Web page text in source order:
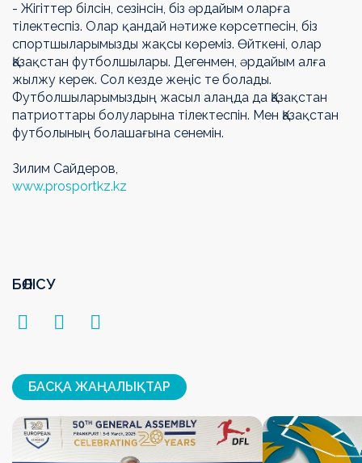
- Жігіттер білсін, сезінсін, біз әрдайым оларға
тілектеспіз. Олар қандай нәтиже көрсетпесін, біз
спортшыларымызды жақсы көреміз. Өйткені, олар
Қазақстан футболшылары. Дегенмен, әрдайым алға
жылжу керек. Сол кезде жеңіс те болады.
Футболшыларымыздың жасыл алаңда да Қазақстан
патриоттары болуларына тілектеспін. Мен Қазақстан
футболының болашағына сенемін.
Зилим Сайдеров,
www.prosportkz.kz
БӨЛІСУ
БАСҚА ЖАҢАЛЫҚТАР